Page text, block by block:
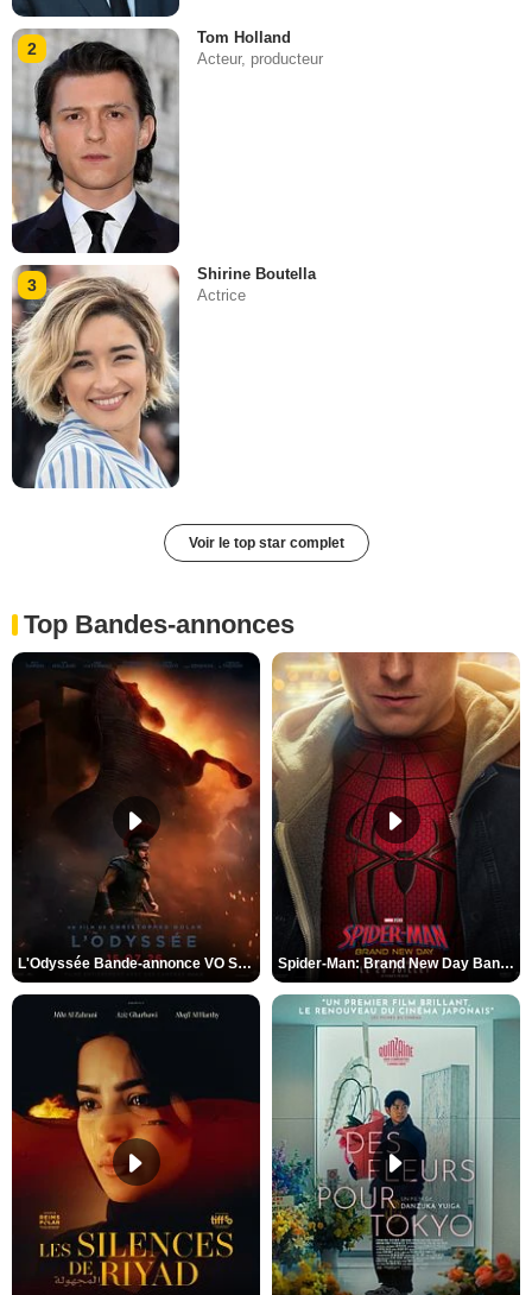
2
Tom Holland
Acteur, producteur
3
Shirine Boutella
Actrice
Voir le top star complet
Top Bandes-annonces
L'Odyssée Bande-annonce VO STFR Spider-Man: Brand New Day Bande-annonce VO STFR